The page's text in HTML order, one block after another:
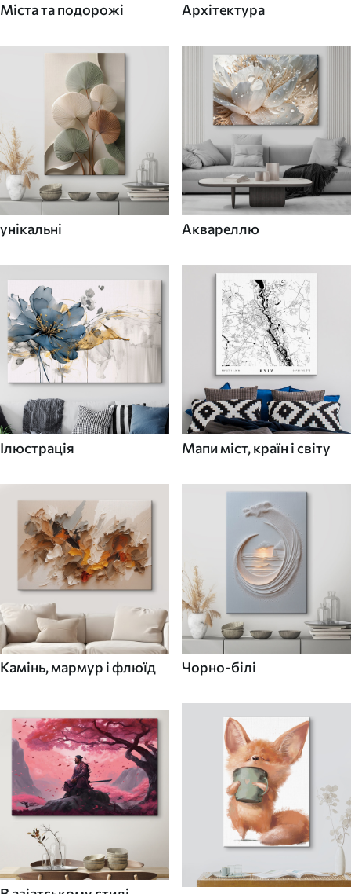
Міста та подорожі Архітектура
унікальні Аквареллю
Ілюстрація Мапи міст, країн і світу
Камінь, мармур і флюїд Чорно-білі